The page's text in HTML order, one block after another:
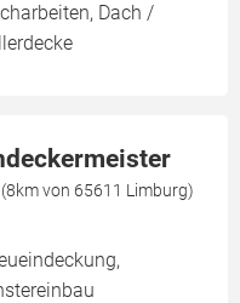
Dach /
von 65611 Limburg)